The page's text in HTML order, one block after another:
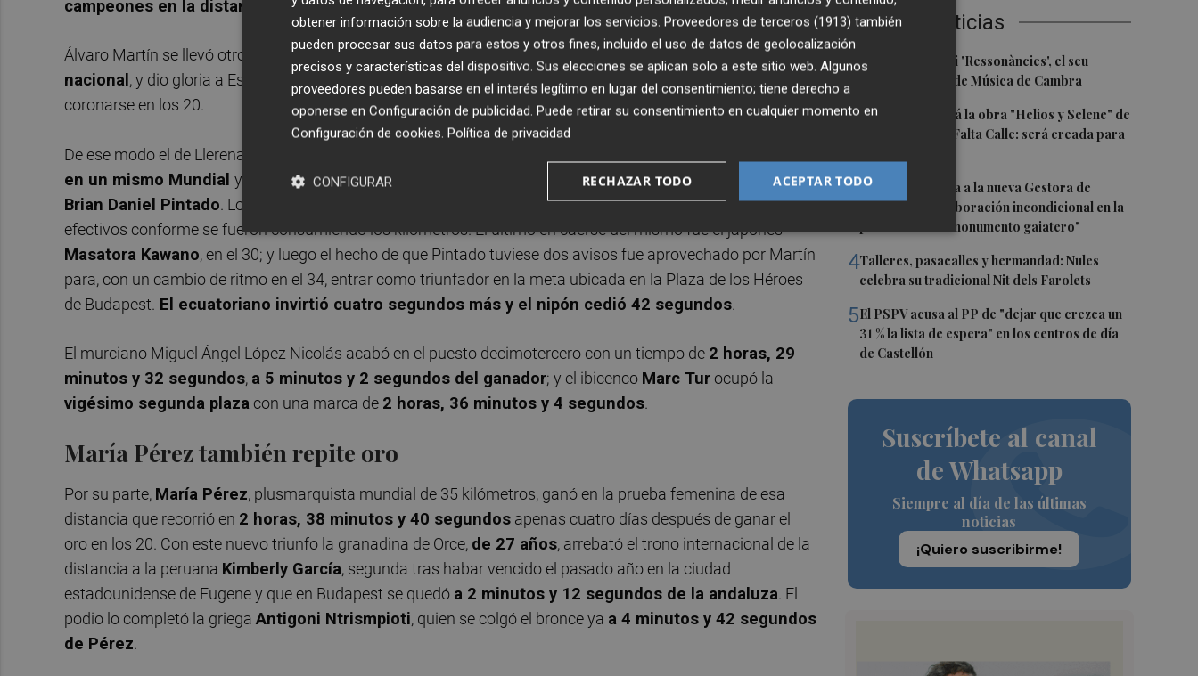
Últimas Noticias
1Culla estrena hui 'Ressonàncies', el seu
primer Festival de Música de Cambra
2 Castelló acogerá la obra "Helios y Selene" de
la compañía Te Falta Calle: será creada para
3Castelló traslada a la nueva Gestora de
Gaiates su "colaboración incondicional en la
promoción del monumento gaiatero"
4Talleres, pasacalles y hermandad: Nules
celebra su tradicional Nit dels Farolets
5El PSPV acusa al PP de "dejar que crezca un
31 % la lista de espera" en los centros de día
de Castellón
Suscríbete al canal
de Whatsapp
Siempre al día de las últimas
noticias
¡Quiero suscribirme!
campeones en la distancia de 20 kilómetros.
Álvaro Martín se llevó otro oro con un tiempo de2 horas, 24 minutos y 30 segundos, que esrécord
nacional , y dio gloria a España en la sexta jornada de competición en Budapest cinco días después de
coronarse en los 20.
De ese modo el de Llerena,
en un mismo Mundial y lo hizo tras una carrera en la que encontró la seria oposición del ecuatoriano
Brian Daniel Pintado. Los dos pelearon por el triunfo después de que el grupo principal fuera perdiendo
efectivos conforme se fueron consumiendo los kilómetros. El último en caerse del mismo fue el japonés
Masatora Kawano, en el 30; y luego el hecho de que Pintado tuviese dos avisos fue aprovechado por Martín
para, con un cambio de ritmo en el 34, entrar como triunfador en la meta ubicada en la Plaza de los Héroes
de Budapest. El ecuatoriano invirtió cuatro segundos más y el nipón cedió 42 segundos.
El murciano Miguel Ángel López Nicolás acabó en el puesto decimotercero con un tiempo de 2 horas, 29
minutos y 32 segundos, a 5 minutos y 2 segundos del ganador; y el ibicenco Marc Tur ocupó la
vigésimo segunda plaza con una marca de 2 horas, 36 minutos y 4 segundos.
María Pérez también repite oro
Por su parte, María Pérez, plusmarquista mundial de 35 kilómetros, ganó en la prueba femenina de esa
distancia que recorrió en 2 horas, 38 minutos y 40 segundos apenas cuatro días después de ganar el
oro en los 20. Con este nuevo triunfo la granadina de Orce, de 27 años, arrebató el trono internacional de la
distancia a la peruana Kimberly García, segunda tras habar vencido el pasado año en la ciudad
estadounidense de Eugene y que en Budapest se quedó a 2 minutos y 12 segundos de la andaluza. El
podio lo completó la griega Antigoni Ntrismpioti, quien se colgó el bronce ya a 4 minutos y 42 segundos
de Pérez.
obtener información sobre la audiencia y mejorar los servicios. Proveedores de terceros (1913) también
pueden procesar sus datos para estos y otros fines, incluido el uso de datos de geolocalización
precisos y características del dispositivo. Sus elecciones se aplican solo a este sitio web. Algunos
proveedores pueden basarse en el interés legítimo en lugar del consentimiento; tiene derecho a
oponerse en Configuración de publicidad. Puede retirar su consentimiento en cualquier momento en
Configuración de cookies. Política de privacidad
ACEPTAR TODO
RECHAZAR TODO
CONFIGURAR